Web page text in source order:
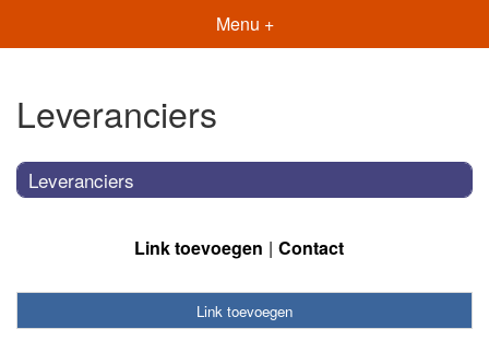
Menu +
Leveranciers
Leveranciers
Link toevoegen Contact
Link toevoegen